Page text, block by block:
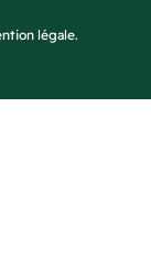
légale.